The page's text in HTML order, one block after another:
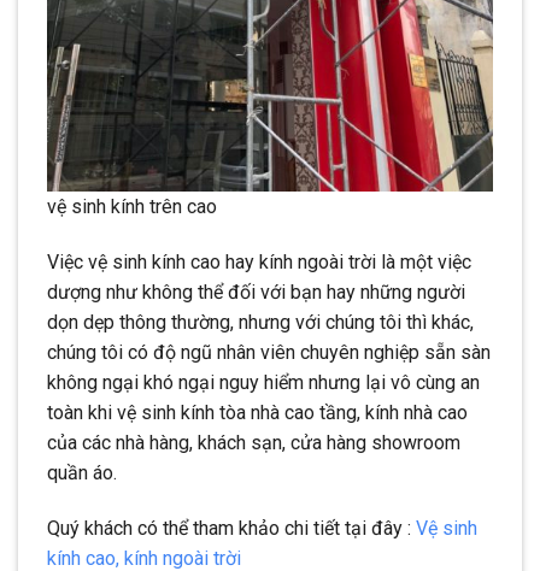
vệ sinh kính trên cao
Việc vệ sinh kính cao hay kính ngoài trời là một việc
dượng như không thể đối với bạn hay những người
dọn dẹp thông thường, nhưng với chúng tôi thì khác,
chúng tôi có độ ngũ nhân viên chuyên nghiệp sẵn sàn
không ngại khó ngại nguy hiểm nhưng lại vô cùng an
toàn khi vệ sinh kính tòa nhà cao tầng, kính nhà cao
của các nhà hàng, khách sạn, cửa hàng showroom
quần áo.
Quý khách có thể tham khảo chi tiết tại đây : Vệ sinh
kính cao, kính ngoài trời